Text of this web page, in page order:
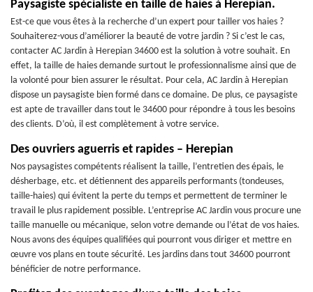
Paysagiste spécialiste en taille de haies à Herepian.
Est-ce que vous êtes à la recherche d’un expert pour tailler vos haies ?
Souhaiterez-vous d’améliorer la beauté de votre jardin ? Si c’est le cas,
contacter AC Jardin à Herepian 34600 est la solution à votre souhait. En
effet, la taille de haies demande surtout le professionnalisme ainsi que de
la volonté pour bien assurer le résultat. Pour cela, AC Jardin à Herepian
dispose un paysagiste bien formé dans ce domaine. De plus, ce paysagiste
est apte de travailler dans tout le 34600 pour répondre à tous les besoins
des clients. D’où, il est complètement à votre service.
Des ouvriers aguerris et rapides – Herepian
Nos paysagistes compétents réalisent la taille, l’entretien des épais, le
désherbage, etc. et détiennent des appareils performants (tondeuses,
taille-haies) qui évitent la perte du temps et permettent de terminer le
travail le plus rapidement possible. L’entreprise AC Jardin vous procure une
taille manuelle ou mécanique, selon votre demande ou l’état de vos haies.
Nous avons des équipes qualifiées qui pourront vous diriger et mettre en
œuvre vos plans en toute sécurité. Les jardins dans tout 34600 pourront
bénéficier de notre performance.